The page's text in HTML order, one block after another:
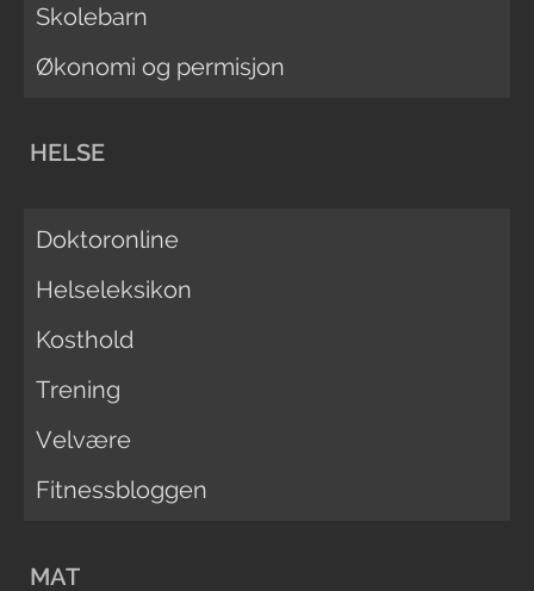
Skolebarn
Økonomi og permisjon
HELSE
Doktoronline
Helseleksikon
Kosthold
Trening
Velvære
Fitnessbloggen
MAT